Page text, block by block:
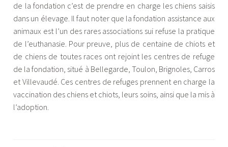
de la fondation c’est de prendre en charge les chiens saisis
dans un élevage. Il faut noter que la fondation assistance aux
animaux est l’un des rares associations sui refuse la pratique
de l’euthanasie. Pour preuve, plus de centaine de chiots et
de chiens de toutes races ont rejoint les centres de refuge
de la fondation, situé à Bellegarde, Toulon, Brignoles, Carros
et Villevaudé. Ces centres de refuges prennent en charge la
vaccination des chiens et chiots, leurs soins, ainsi que la mis à
l’adoption.